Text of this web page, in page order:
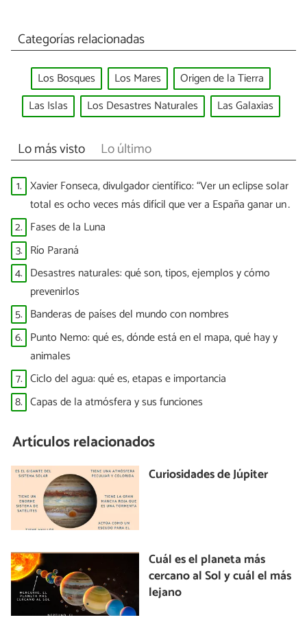
Categorías relacionadas
Los Bosques Los Mares
Origen de la Tierra
Las Islas
Los Desastres Naturales Las Galaxias
Lo más visto Lo último
1. Xavier Fonseca, divulgador científico: “Ver un eclipse solar
total es ocho veces más difícil que ver a España ganar un
Mundial”
2. Fases de la Luna
3. Río Paraná
4. Desastres naturales: qué son, tipos, ejemplos y cómo
prevenirlos
5. Banderas de países del mundo con nombres
6. Punto Nemo: qué es, dónde está en el mapa, qué hay y
animales
7. Ciclo del agua: qué es, etapas e importancia
8. Capas de la atmósfera y sus funciones
Artículos relacionados
Curiosidades de Júpiter
Cuál es el planeta más
cercano al Sol y cuál el más
lejano